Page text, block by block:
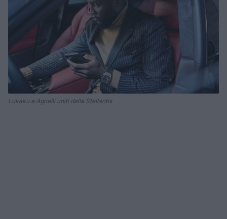
Lukaku e Agnelli uniti dalla Stellantis